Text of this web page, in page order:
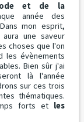
et de la
année des
mon esprit,
une saveur
choses que l'on
les évènements
Bien sûr j'ai
là l'année
sur ces trois
thématiques.
forts et les